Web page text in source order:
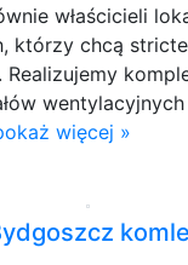
właścicieli
którzy chcą
Realizujemy
więcej »